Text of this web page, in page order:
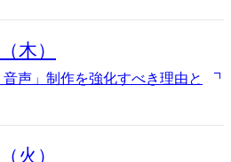
木）
声」制作を強化すべき理由と
火）